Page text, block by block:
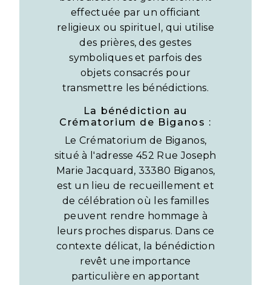
effectuée par un officiant
religieux ou spirituel, qui utilise
des prières, des gestes
symboliques et parfois des
objets consacrés pour
transmettre les bénédictions.
La bénédiction au
Crématorium de Biganos :
Le Crématorium de Biganos,
situé à l'adresse 452 Rue Joseph
Marie Jacquard, 33380 Biganos,
est un lieu de recueillement et
de célébration où les familles
peuvent rendre hommage à
leurs proches disparus. Dans ce
contexte délicat, la bénédiction
revêt une importance
particulière en apportant